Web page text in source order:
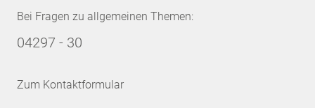
Bei Fragen zu allgemeinen Themen:
04297 - 30
Zum Kontaktformular